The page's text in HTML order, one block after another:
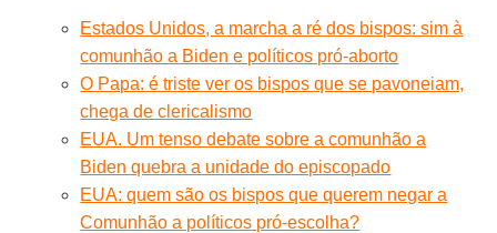
Estados Unidos, a marcha a ré dos bispos: sim à
comunhão a Biden e políticos pró-aborto
O Papa: é triste ver os bispos que se pavoneiam,
chega de clericalismo
EUA. Um tenso debate sobre a comunhão a
Biden quebra a unidade do episcopado
EUA: quem são os bispos que querem negar a
Comunhão a políticos pró-escolha?